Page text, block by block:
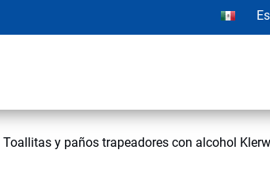
Toallitas y paños trapeadores con alcohol